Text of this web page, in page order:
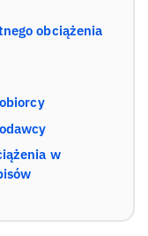
obciążenia
w